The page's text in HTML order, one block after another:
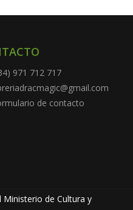
971 712 717
de contacto
de Cultura y